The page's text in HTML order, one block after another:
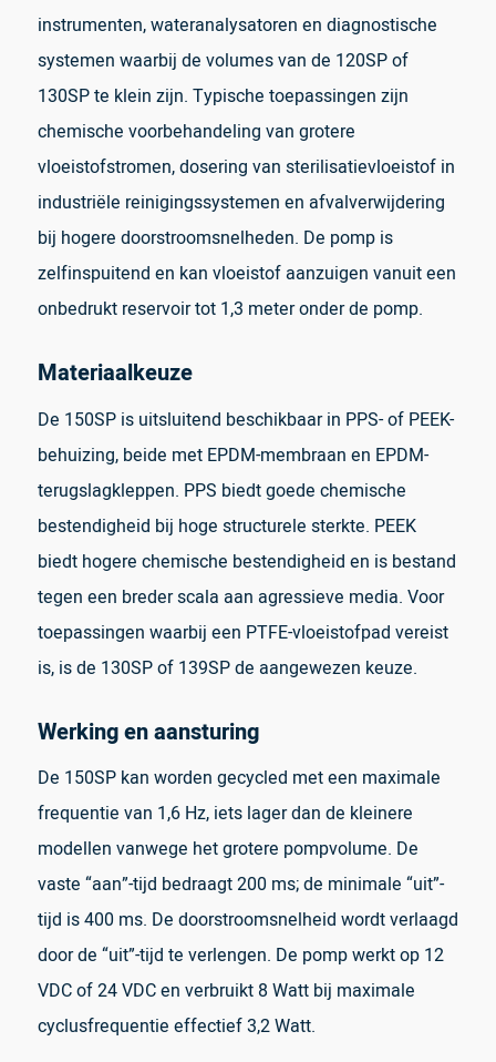
instrumenten, wateranalysatoren en diagnostische
systemen waarbij de volumes van de 120SP of
130SP te klein zijn. Typische toepassingen zijn
chemische voorbehandeling van grotere
vloeistofstromen, dosering van sterilisatievloeistof in
industriële reinigingssystemen en afvalverwijdering
bij hogere doorstroomsnelheden. De pomp is
zelfinspuitend en kan vloeistof aanzuigen vanuit een
onbedrukt reservoir tot 1,3 meter onder de pomp.
Materiaalkeuze
De 150SP is uitsluitend beschikbaar in PPS- of PEEK-
behuizing, beide met EPDM-membraan en EPDM-
terugslagkleppen. PPS biedt goede chemische
bestendigheid bij hoge structurele sterkte. PEEK
biedt hogere chemische bestendigheid en is bestand
tegen een breder scala aan agressieve media. Voor
toepassingen waarbij een PTFE-vloeistofpad vereist
is, is de 130SP of 139SP de aangewezen keuze.
Werking en aansturing
De 150SP kan worden gecycled met een maximale
frequentie van 1,6 Hz, iets lager dan de kleinere
modellen vanwege het grotere pompvolume. De
vaste “aan”-tijd bedraagt 200 ms; de minimale “uit”-
tijd is 400 ms. De doorstroomsnelheid wordt verlaagd
door de “uit”-tijd te verlengen. De pomp werkt op 12
VDC of 24 VDC en verbruikt 8 Watt bij maximale
cyclusfrequentie effectief 3,2 Watt.